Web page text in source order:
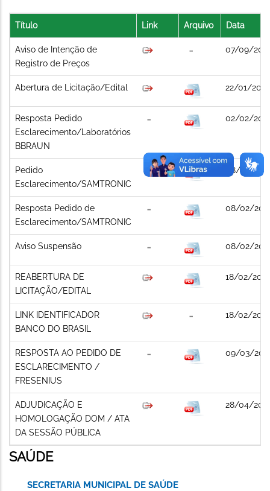
Título Link Arquivo Data
Aviso de Intenção de
Registro de Preços
07/09/
Abertura de Licitação/Edital 22/01/2022
Resposta Pedido
Esclarecimento/Laboratórios
BBRAUN
02/02/
Pedido
Esclarecimento/SAMTRONIC
08/02/
Resposta Pedido de
Esclarecimento/SAMTRONIC
08/02/
Aviso Suspensão 08/02/
REABERTURA DE
LICITAÇÃO/EDITAL
18/02/2022
LINK IDENTIFICADOR
BANCO DO BRASIL
18/02/2022
RESPOSTA AO PEDIDO DE
ESCLARECIMENTO /
FRESENIUS
09/03/
ADJUDICAÇÃO E
HOMOLOGAÇÃO DOM / ATA
DA SESSÃO PÚBLICA
28/04/
SAÚDE
SECRETARIA MUNICIPAL DE SAÚDE